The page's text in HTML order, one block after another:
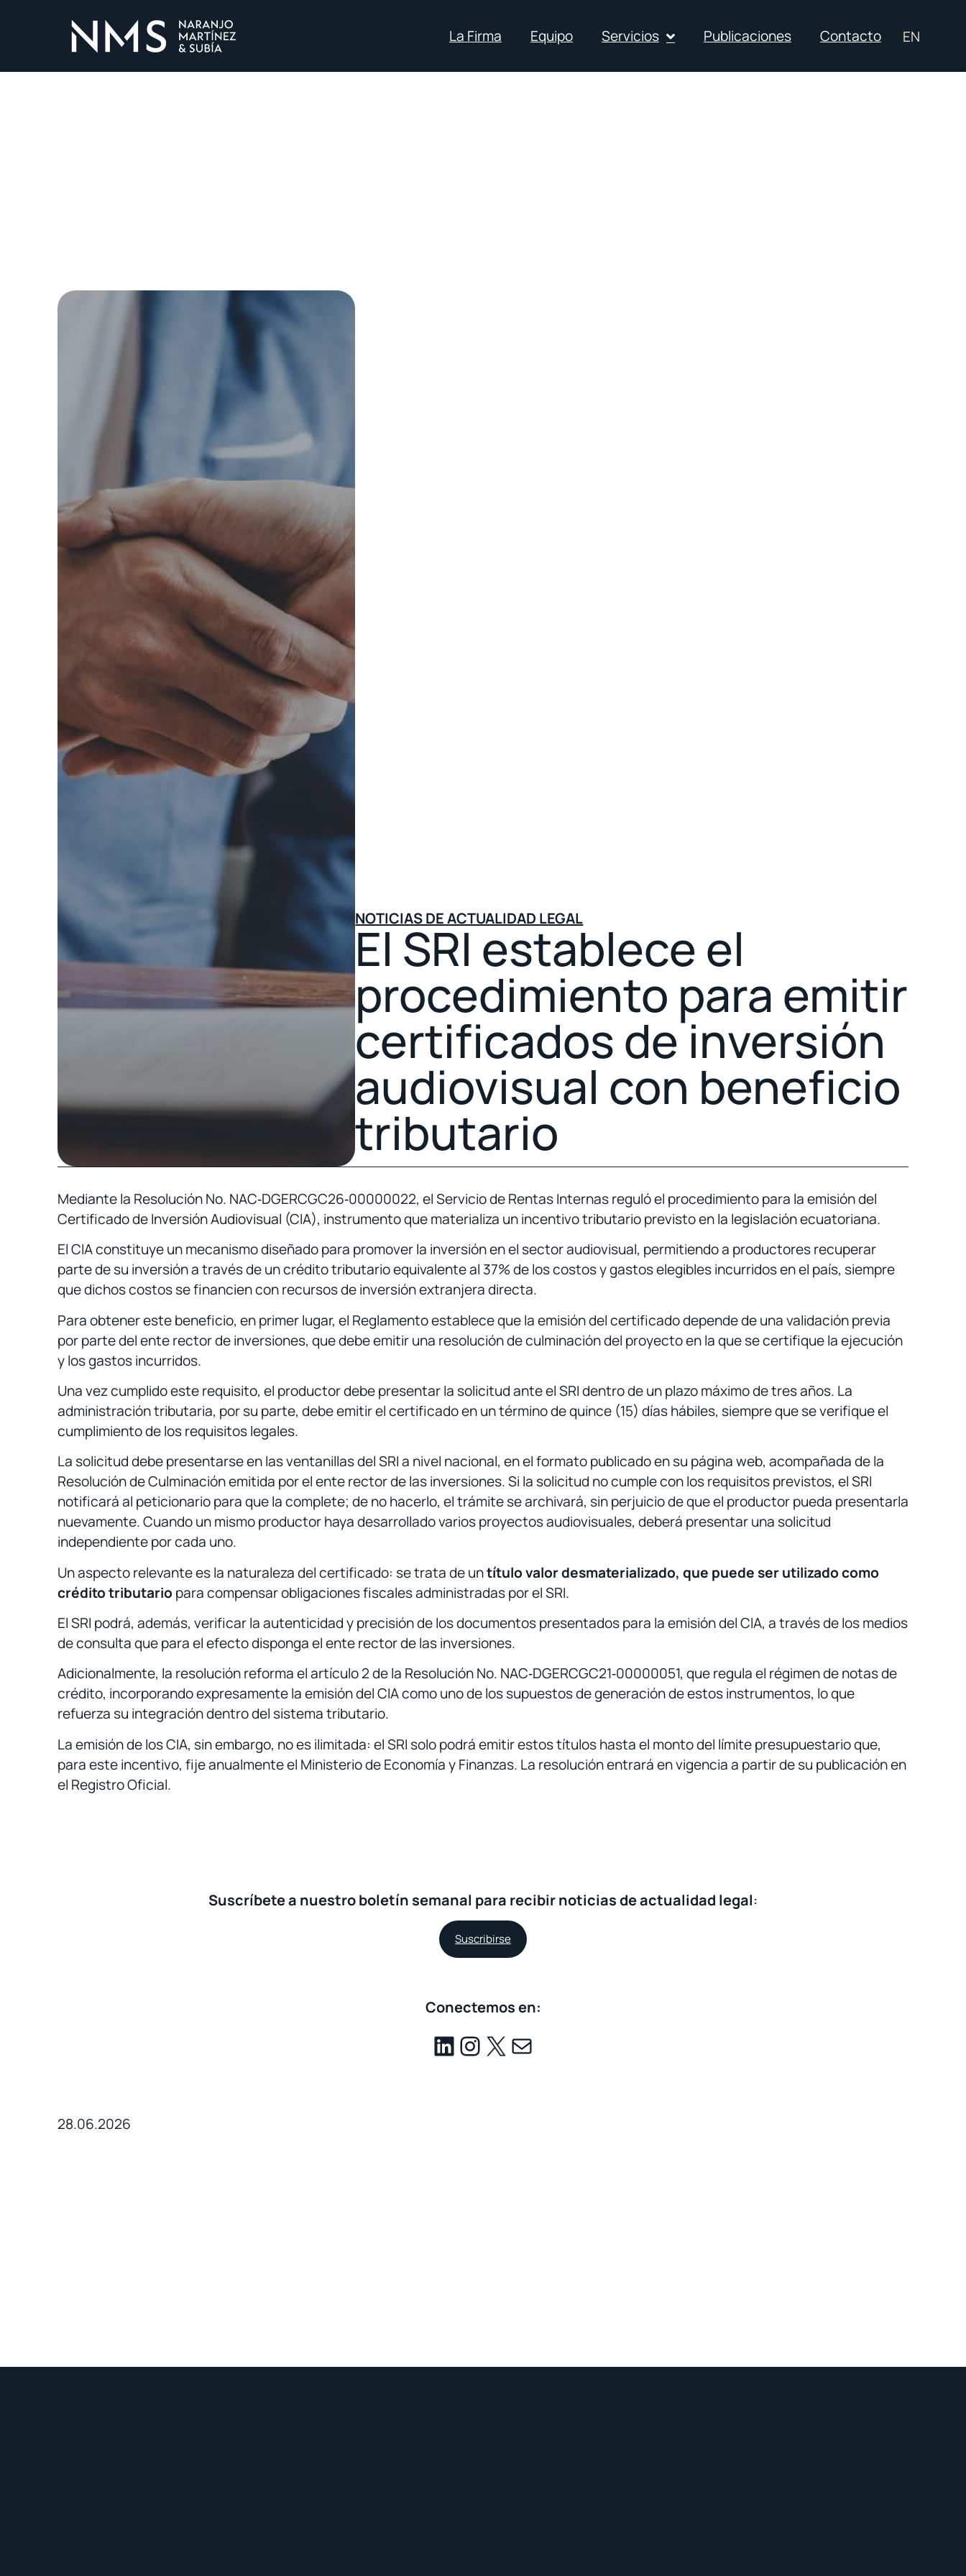
La Firma Equipo Servicios Publicaciones Contacto EN
NOTICIAS DE ACTUALIDAD LEGAL
El SRI establece el
procedimiento para emitir
certificados de inversión
audiovisual con beneficio
tributario
Mediante la Resolución No. NAC‑DGERCGC26‑00000022, el Servicio de Rentas Internas reguló el procedimiento para la emisión del
Certificado de Inversión Audiovisual (CIA), instrumento que materializa un incentivo tributario previsto en la legislación ecuatoriana.
El CIA constituye un mecanismo diseñado para promover la inversión en el sector audiovisual, permitiendo a productores recuperar
parte de su inversión a través de un crédito tributario equivalente al 37% de los costos y gastos elegibles incurridos en el país, siempre
que dichos costos se financien con recursos de inversión extranjera directa.
Para obtener este beneficio, en primer lugar, el Reglamento establece que la emisión del certificado depende de una validación previa
por parte del ente rector de inversiones, que debe emitir una resolución de culminación del proyecto en la que se certifique la ejecución
y los gastos incurridos.
Una vez cumplido este requisito, el productor debe presentar la solicitud ante el SRI dentro de un plazo máximo de tres años. La
administración tributaria, por su parte, debe emitir el certificado en un término de quince (15) días hábiles, siempre que se verifique el
cumplimiento de los requisitos legales.
La solicitud debe presentarse en las ventanillas del SRI a nivel nacional, en el formato publicado en su página web, acompañada de la
Resolución de Culminación emitida por el ente rector de las inversiones. Si la solicitud no cumple con los requisitos previstos, el SRI
notificará al peticionario para que la complete; de no hacerlo, el trámite se archivará, sin perjuicio de que el productor pueda presentarla
nuevamente. Cuando un mismo productor haya desarrollado varios proyectos audiovisuales, deberá presentar una solicitud
independiente por cada uno.
Un aspecto relevante es la naturaleza del certificado: se trata de untítulo valor desmaterializado, que puede ser utilizado como
crédito tributario para compensar obligaciones fiscales administradas por el SRI.
El SRI podrá, además, verificar la autenticidad y precisión de los documentos presentados para la emisión del CIA, a través de los medios
de consulta que para el efecto disponga el ente rector de las inversiones.
Adicionalmente, la resolución reforma el artículo 2 de la Resolución No. NAC‑DGERCGC21‑00000051, que regula el régimen de notas de
crédito, incorporando expresamente la emisión del CIA como uno de los supuestos de generación de estos instrumentos, lo que
refuerza su integración dentro del sistema tributario.
La emisión de los CIA, sin embargo, no es ilimitada: el SRI solo podrá emitir estos títulos hasta el monto del límite presupuestario que,
para este incentivo, fije anualmente el Ministerio de Economía y Finanzas. La resolución entrará en vigencia a partir de su publicación en
el Registro Oficial.
Suscríbete a nuestro boletín semanal para recibir noticias de actualidad legal:
Suscribirse
Conectemos en:
28.06.2026